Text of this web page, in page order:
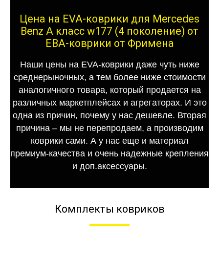
Цена на EVA-коврики для Mercedes
Benz A класс w177 (4 поколение) от
ЕВА-коврики от Фримена
Наши цены на EVA-коврики даже чуть ниже
среднерыночных, а тем более ниже стоимости
аналогичного товара, который продается на
различных маркетплейсах и агрегаторах. И это
одна из причин, почему у нас дешевле. Вторая
причина – мы не перепродаем, а производим
коврики сами. А у нас еще и материал
премиум-качества и очень надежные крепления
и доп.аксессуары.
Комплекты ковриков